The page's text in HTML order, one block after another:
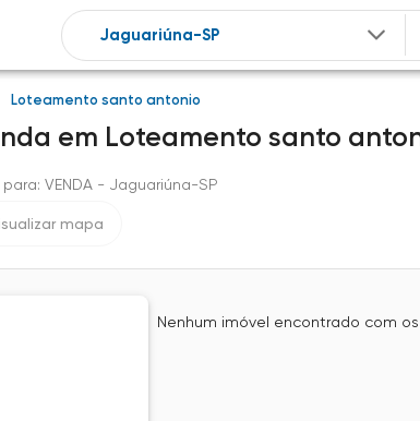
Loteamento santo antonio
em Loteamento santo
: VENDA - Jaguariúna-SP
mapa
Nenhum imóvel encontrado com